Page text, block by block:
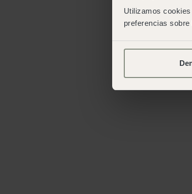
Utilizamos
preferencias